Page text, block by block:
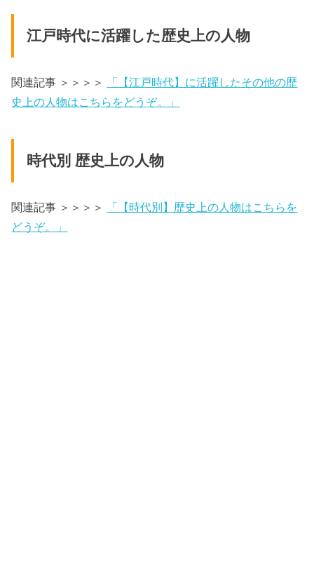
江戸時代に活躍した歴史上の人物
関連記事 ＞＞＞＞
「【江戸時代】に活躍したその他の歴
史上の人物はこちらをどうぞ。」
時代別 歴史上の人物
関連記事 ＞＞＞＞
「【時代別】歴史上の人物はこちらを
どうぞ。」